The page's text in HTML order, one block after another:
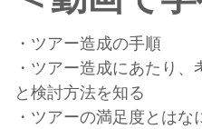
・ツアー造成の手順
・ツアー造成にあたり
と検討方法を知る
・ツアーの満足度とはな